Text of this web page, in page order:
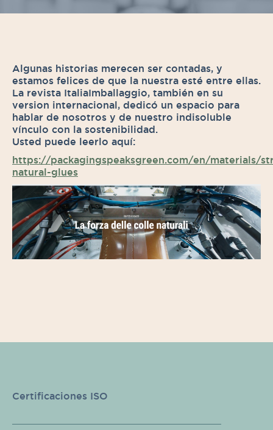
Algunas historias merecen ser contadas, y
estamos felices de que la nuestra esté entre ellas.
La revista ItaliaImballaggio, también en su
version internacional, dedicó un espacio para
hablar de nosotros y de nuestro indisoluble
vínculo con la sostenibilidad.
Usted puede leerlo aquí:
https://packagingspeaksgreen.com/en/materials/
natural-glues
Certificaciones ISO